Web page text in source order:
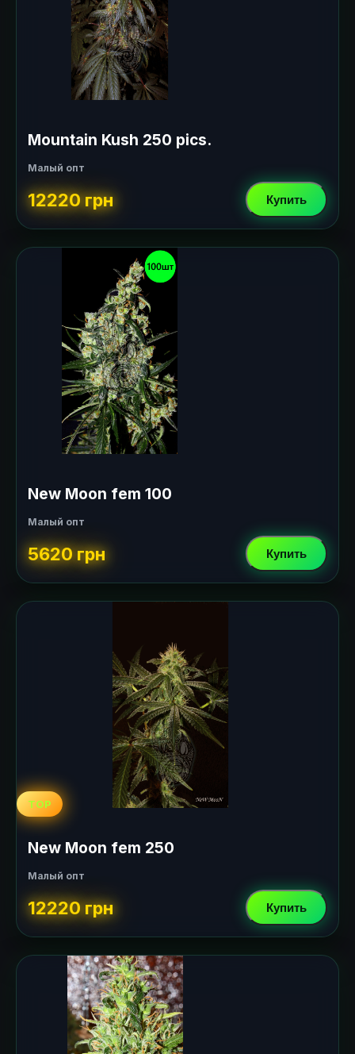
Mountain Kush 250 pics.
Малый опт
12220 грн Купить
New Moon fem 100
Малый опт
5620 грн Купить
TOP
New Moon fem 250
Малый опт
12220 грн Купить